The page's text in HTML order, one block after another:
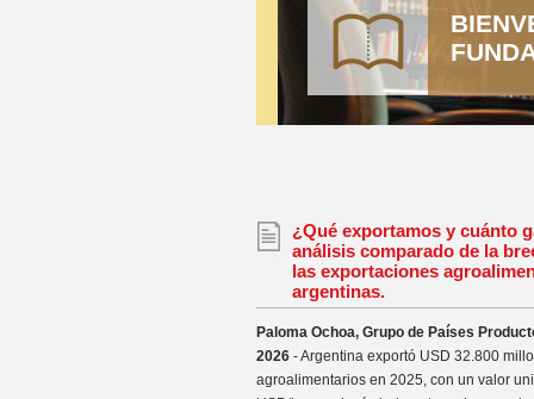
¿Qué exportamos y cuánto
análisis comparado de la
las exportaciones
argentinas.
Paloma Ochoa, Grupo de Países
2026 - Argentina exportó USD 32.800
agroalimentarios en 2025, con un valor